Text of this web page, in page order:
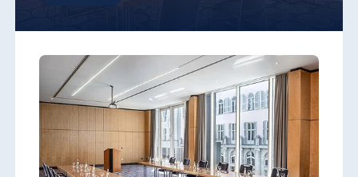
Deckenprojektor sowie die neuesten
produktive Tagungen und Veranstaltungen
zur Verfügung.